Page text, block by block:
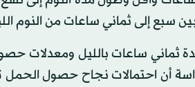
سبع إلى ثماني ساعات من النوم
ثماني ساعات بالليل ومعدلات